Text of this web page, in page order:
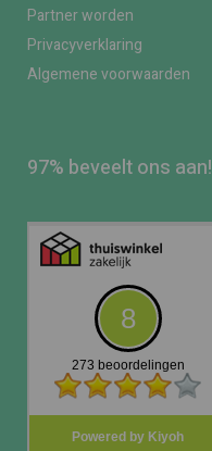
Partner worden
Privacyverklaring
Algemene voorwaarden
97% beveelt ons aan!